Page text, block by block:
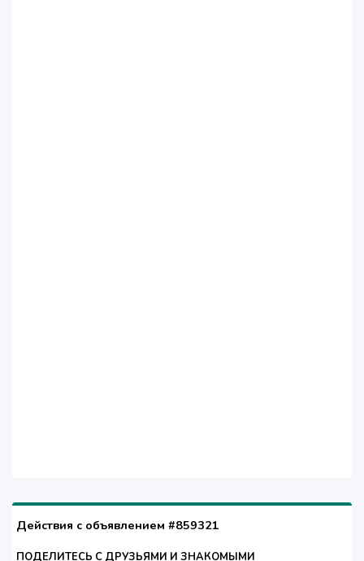
Действия с объявлением #859321
ПОДЕЛИТЕСЬ С ДРУЗЬЯМИ И ЗНАКОМЫМИ